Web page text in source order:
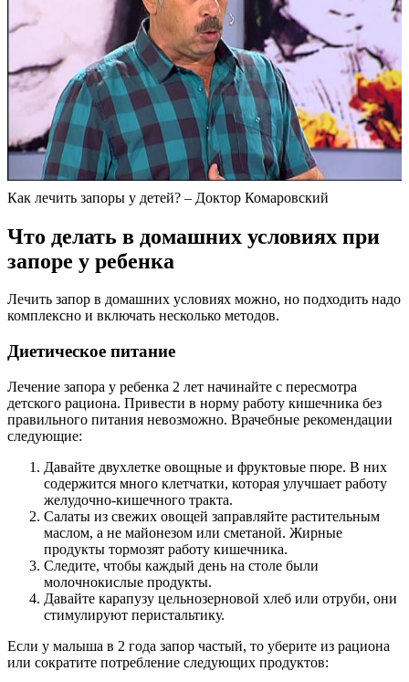
Как лечить запоры у детей? – Доктор Комаровский
Что делать в домашних условиях при
запоре у ребенка
Лечить запор в домашних условиях можно, но подходить надо
комплексно и включать несколько методов.
Диетическое питание
Лечение запора у ребенка 2 лет начинайте с пересмотра
детского рациона. Привести в норму работу кишечника без
правильного питания невозможно. Врачебные рекомендации
следующие:
Давайте двухлетке овощные и фруктовые пюре. В них
содержится много клетчатки, которая улучшает работу
желудочно-кишечного тракта.
Салаты из свежих овощей заправляйте растительным
маслом, а не майонезом или сметаной. Жирные
продукты тормозят работу кишечника.
Следите, чтобы каждый день на столе были
молочнокислые продукты.
Давайте карапузу цельнозерновой хлеб или отруби, они
стимулируют перистальтику.
Если у малыша в 2 года запор частый, то уберите из рациона
или сократите потребление следующих продуктов: